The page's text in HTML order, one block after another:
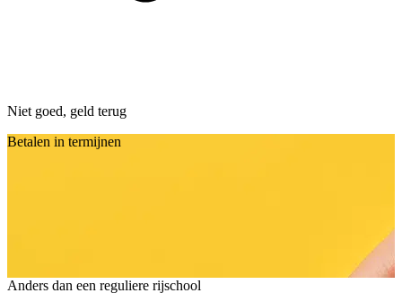
Niet goed, geld terug
Betalen in termijnen
Anders dan een reguliere rijschool